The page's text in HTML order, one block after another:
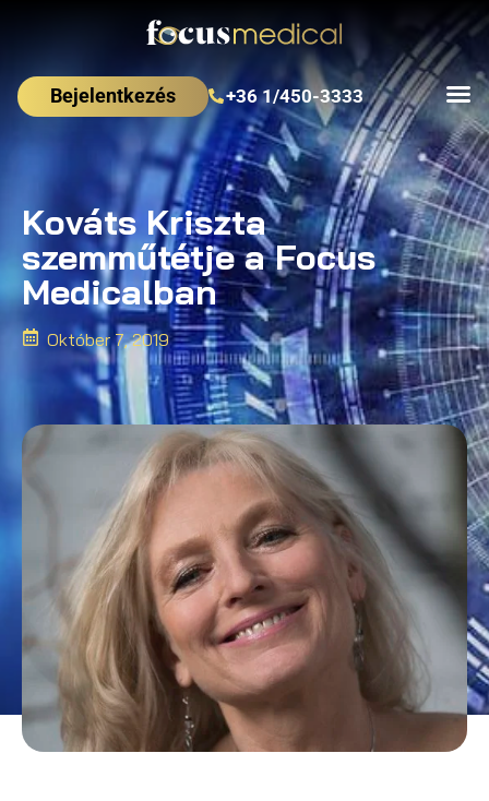
Bejelentkezés +36 1/450-3333
Kováts Kriszta
szemműtétje a Focus
Medicalban
Október 7, 2019